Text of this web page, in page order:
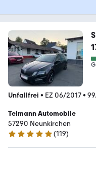
Unfallfrei • EZ 06/2017•
Telmann Automobile
57290 Neunkirchen
5 Sterne
(119)